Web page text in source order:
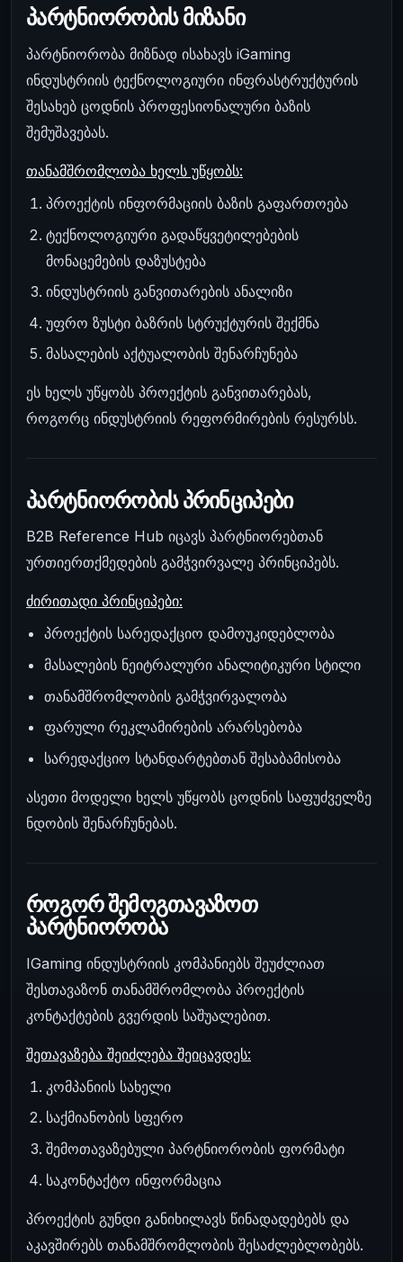
პარტნიორობის მიზანი
პარტნიორობა მიზნად ისახავს iGaming
ინდუსტრიის ტექნოლოგიური ინფრასტრუქტურის
შესახებ ცოდნის პროფესიონალური ბაზის
შემუშავებას.
თანამშრომლობა ხელს უწყობს:
პროექტის ინფორმაციის ბაზის გაფართოება
ტექნოლოგიური გადაწყვეტილებების
მონაცემების დაზუსტება
ინდუსტრიის განვითარების ანალიზი
უფრო ზუსტი ბაზრის სტრუქტურის შექმნა
მასალების აქტუალობის შენარჩუნება
ეს ხელს უწყობს პროექტის განვითარებას,
როგორც ინდუსტრიის რეფორმირების რესურსს.
პარტნიორობის პრინციპები
B2B Reference Hub იცავს პარტნიორებთან
ურთიერთქმედების გამჭვირვალე პრინციპებს.
ძირითადი პრინციპები:
პროექტის სარედაქციო დამოუკიდებლობა
მასალების ნეიტრალური ანალიტიკური სტილი
თანამშრომლობის გამჭვირვალობა
ფარული რეკლამირების არარსებობა
სარედაქციო სტანდარტებთან შესაბამისობა
ასეთი მოდელი ხელს უწყობს ცოდნის საფუძველზე
ნდობის შენარჩუნებას.
როგორ შემოგთავაზოთ
პარტნიორობა
IGaming ინდუსტრიის კომპანიებს შეუძლიათ
შესთავაზონ თანამშრომლობა პროექტის
კონტაქტების გვერდის საშუალებით.
შეთავაზება შეიძლება შეიცავდეს:
კომპანიის სახელი
საქმიანობის სფერო
შემოთავაზებული პარტნიორობის ფორმატი
საკონტაქტო ინფორმაცია
პროექტის გუნდი განიხილავს წინადადებებს და
აკავშირებს თანამშრომლობის შესაძლებლობებს.